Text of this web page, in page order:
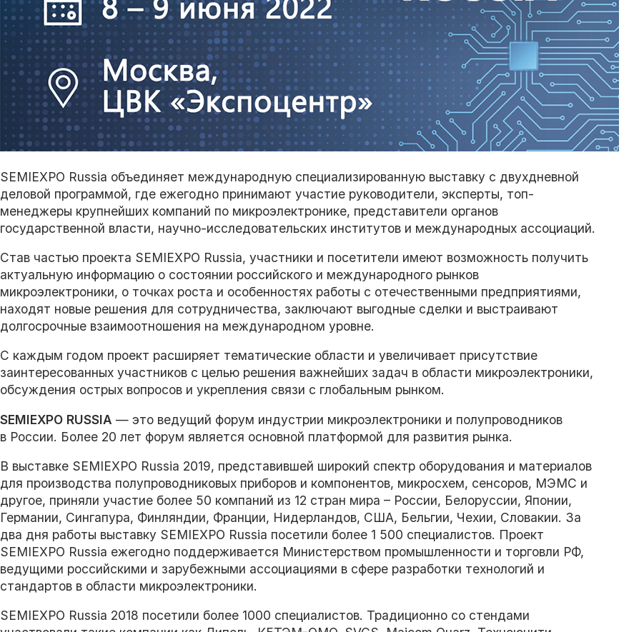
SEMIEXPO Russia объединяет международную специализированную выставку с двухдневной
деловой программой, где ежегодно принимают участие руководители, эксперты, топ-
менеджеры крупнейших компаний по микроэлектронике, представители органов
государственной власти, научно-исследовательских институтов и международных ассоциаций.
Став частью проекта SEMIEXPO Russia, участники и посетители имеют возможность получить
актуальную информацию о состоянии российского и международного рынков
микроэлектроники, о точках роста и особенностях работы с отечественными предприятиями,
находят новые решения для сотрудничества, заключают выгодные сделки и выстраивают
долгосрочные взаимоотношения на международном уровне.
С каждым годом проект расширяет тематические области и увеличивает присутствие
заинтересованных участников с целью решения важнейших задач в области микроэлектроники,
обсуждения острых вопросов и укрепления связи с глобальным рынком.
SEMIEXPO RUSSIA — это ведущий форум индустрии микроэлектроники и полупроводников
в России. Более 20 лет форум является основной платформой для развития рынка.
В выставке SEMIEXPO Russia 2019, представившей широкий спектр оборудования и материалов
для производства полупроводниковых приборов и компонентов, микросхем, сенсоров, МЭМС и
другое, приняли участие более 50 компаний из 12 стран мира – России, Белоруссии, Японии,
Германии, Сингапура, Финляндии, Франции, Нидерландов, США, Бельгии, Чехии, Словакии. За
два дня работы выставку SEMIEXPO Russia посетили более 1 500 специалистов. Проект
SEMIEXPO Russia ежегодно поддерживается Министерством промышленности и торговли РФ,
ведущими российскими и зарубежными ассоциациями в сфере разработки технологий и
стандартов в области микроэлектроники.
SEMIEXPO Russia 2018 посетили более 1000 специалистов. Традиционно со стендами